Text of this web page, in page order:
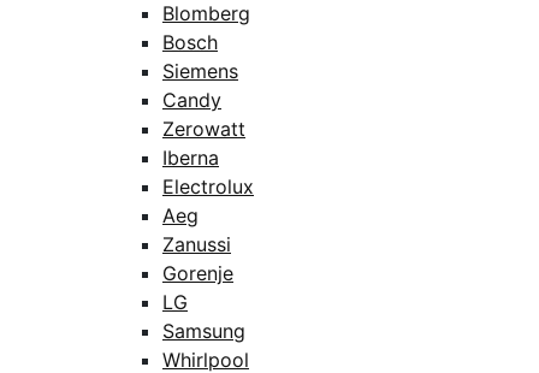
Blomberg
Bosch
Siemens
Candy
Zerowatt
Iberna
Electrolux
Aeg
Zanussi
Gorenje
LG
Samsung
Whirlpool